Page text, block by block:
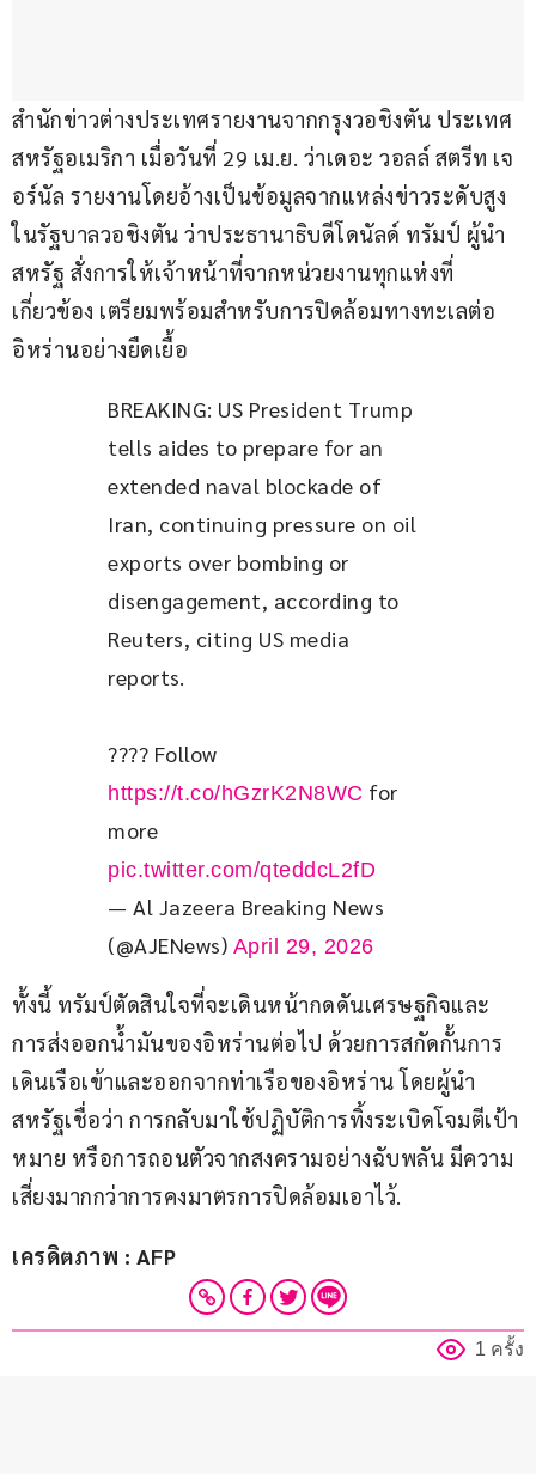
สำนักข่าวต่างประเทศรายงานจากกรุงวอชิงตัน ประเทศ
สหรัฐอเมริกา เมื่อวันที่ 29 เม.ย. ว่าเดอะ วอลล์ สตรีท เจ
อร์นัล รายงานโดยอ้างเป็นข้อมูลจากแหล่งข่าวระดับสูง
ในรัฐบาลวอชิงตัน ว่าประธานาธิบดีโดนัลด์ ทรัมป์ ผู้นำ
สหรัฐ สั่งการให้เจ้าหน้าที่จากหน่วยงานทุกแห่งที่
เกี่ยวข้อง เตรียมพร้อมสำหรับการปิดล้อมทางทะเลต่อ
อิหร่านอย่างยืดเยื้อ
BREAKING: US President Trump
tells aides to prepare for an
extended naval blockade of
Iran, continuing pressure on oil
exports over bombing or
disengagement, according to
Reuters, citing US media
reports.
???? Follow
https://t.co/hGzrK2N8WC for
more
pic.twitter.com/qteddcL2fD
— Al Jazeera Breaking News
(@AJENews) April 29, 2026
ทั้งนี้ ทรัมป์ตัดสินใจที่จะเดินหน้ากดดันเศรษฐกิจและ
การส่งออกน้ำมันของอิหร่านต่อไป ด้วยการสกัดกั้นการ
เดินเรือเข้าและออกจากท่าเรือของอิหร่าน โดยผู้นำ
สหรัฐเชื่อว่า การกลับมาใช้ปฏิบัติการทิ้งระเบิดโจมตีเป้า
หมาย หรือการถอนตัวจากสงครามอย่างฉับพลัน มีความ
เสี่ยงมากกว่าการคงมาตรการปิดล้อมเอาไว้.
เครดิตภาพ : AFP
1 ครั้ง